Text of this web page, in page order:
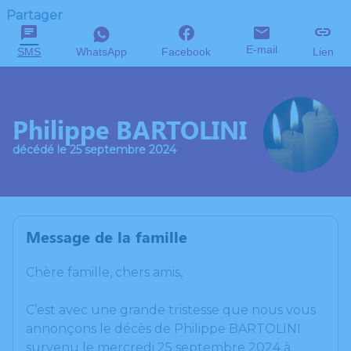
Partager
SMS WhatsApp Facebook E-mail Lien
Philippe BARTOLINI
décédé le 25 septembre 2024
Message de la famille
Chère famille, chers amis,
C’est avec une grande tristesse que nous vous
annonçons le décès de Philippe BARTOLINI
survenu le mercredi 25 septembre 2024 à